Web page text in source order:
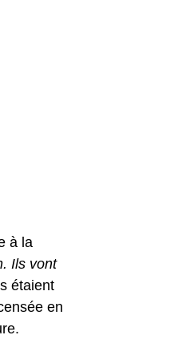
à la
Ils vont
étaient
en